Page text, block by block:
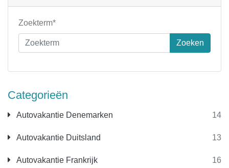
Categorieën
Autovakantie Denemarken 14
Autovakantie Duitsland 13
Autovakantie Frankrijk 16
Zoekterm*
Zoeken